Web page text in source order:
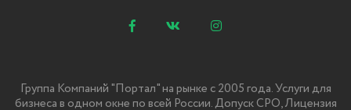
Группа Компаний "Портал" на рынке с 2005 года. Услуги для
бизнеса в одном окне по всей России. Допуск СРО, Лицензия